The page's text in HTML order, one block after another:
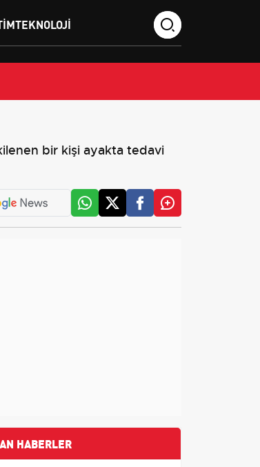
TEKNOLOJI
bir kişi ayakta tedavi
HABERLER